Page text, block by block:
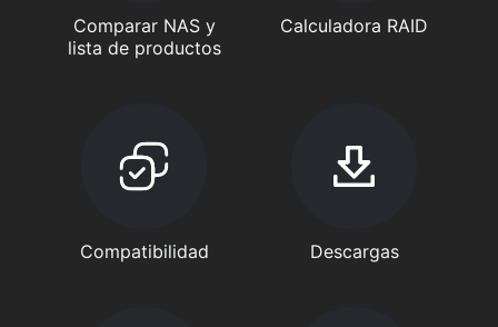
Comparar NAS y
lista de productos
Calculadora RAID
Compatibilidad Descargas